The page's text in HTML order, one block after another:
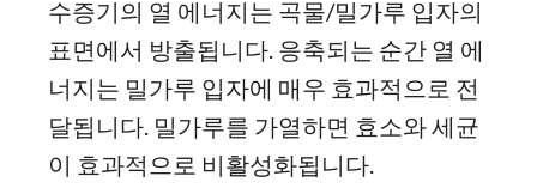
수증기의 열 에너지는 곡물/밀가루 입자의
표면에서 방출됩니다. 응축되는 순간 열 에
너지는 밀가루 입자에 매우 효과적으로 전
달됩니다. 밀가루를 가열하면 효소와 세균
이 효과적으로 비활성화됩니다.